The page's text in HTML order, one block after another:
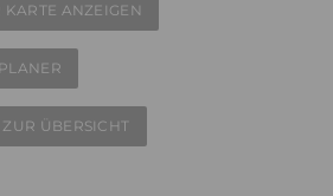
ANZEIGEN
ÜBERSICHT